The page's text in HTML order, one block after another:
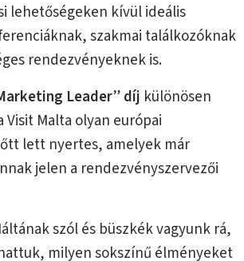
lehetőségeken kívül ideális
szakmai találkozóknak
rendezvényeknek is.
Leader”díj különösen
Malta olyan európai
lett nyertes, amelyek már
jelen a rendezvényszervezői
szól és büszkék vagyunk rá,
milyen sokszínű élményeket